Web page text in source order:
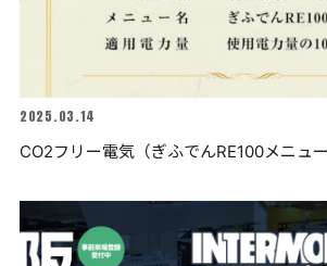
2025.03.14
CO2フリー電気（ぎふでんRE100メニュ